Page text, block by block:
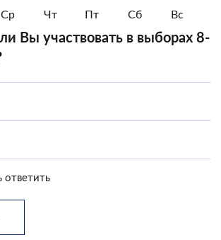
Ср Чт Пт Сб Вс
Вы участвовать в выборах 8-
ответить